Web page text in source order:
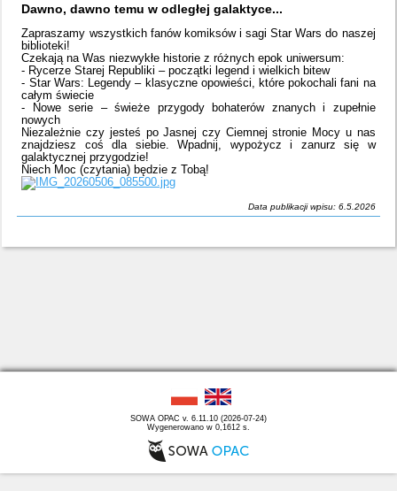
Dawno, dawno temu w odległej galaktyce...
Zapraszamy wszystkich fanów komiksów i sagi Star Wars do naszej
biblioteki!
Czekają na Was niezwykłe historie z różnych epok uniwersum:
- Rycerze Starej Republiki – początki legend i wielkich bitew
- Star Wars: Legendy – klasyczne opowieści, które pokochali fani na
całym świecie
- Nowe serie – świeże przygody bohaterów znanych i zupełnie
nowych
Niezależnie czy jesteś po Jasnej czy Ciemnej stronie Mocy u nas
znajdziesz coś dla siebie. Wpadnij, wypożycz i zanurz się w
galaktycznej przygodzie!
Niech Moc (czytania) będzie z Tobą!
Data publikacji wpisu: 6.5.2026
SOWA OPAC v. 6.11.10 (2026-07-24)
Wygenerowano w 0,1612 s.